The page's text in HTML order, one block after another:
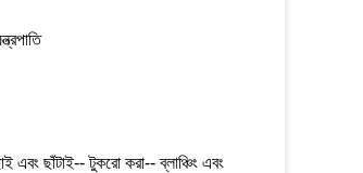
এবং ছাঁটাই-- টুকরো করা-- ব্লাঞ্চিং এবং